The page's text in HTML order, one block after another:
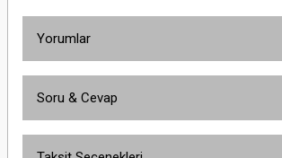
Yorumlar
Soru & Cevap